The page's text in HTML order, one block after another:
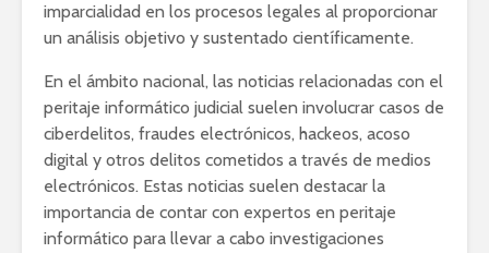
imparcialidad en los procesos legales al proporcionar
un análisis objetivo y sustentado científicamente.
En el ámbito nacional, las noticias relacionadas con el
peritaje informático judicial suelen involucrar casos de
ciberdelitos, fraudes electrónicos, hackeos, acoso
digital y otros delitos cometidos a través de medios
electrónicos. Estas noticias suelen destacar la
importancia de contar con expertos en peritaje
informático para llevar a cabo investigaciones